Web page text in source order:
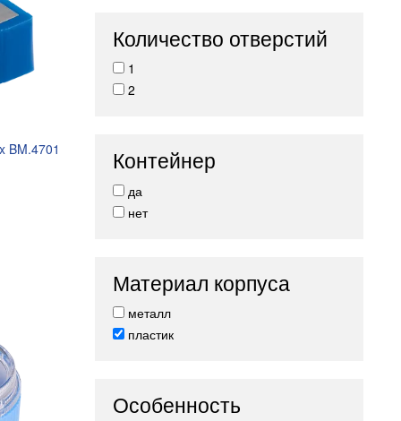
BM.4701
Количество отверстий
1
2
Контейнер
да
нет
Материал корпуса
металл
пластик
Особенность